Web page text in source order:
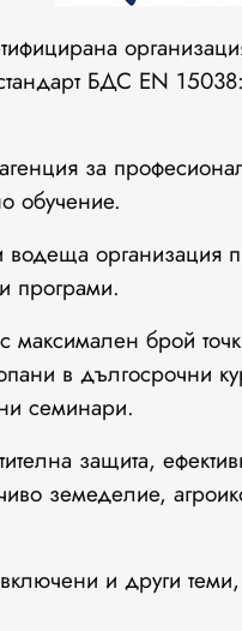
БДС EN
за
обучение.
организация
програми.
максимален брой
в дългосрочни
семинари.
защита,
земеделие,
и други теми,